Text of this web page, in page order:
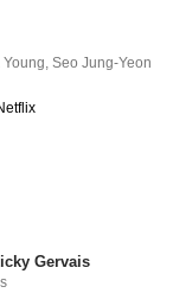
Young,Seo Jung-Yeon
Gervais